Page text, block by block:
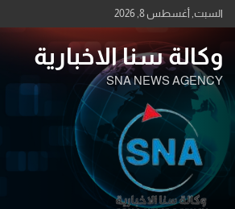
Skip
to
السبت, أغسطس 8, 2026
وكالة سنا الاخبارية
SNA NEWS AGENCY